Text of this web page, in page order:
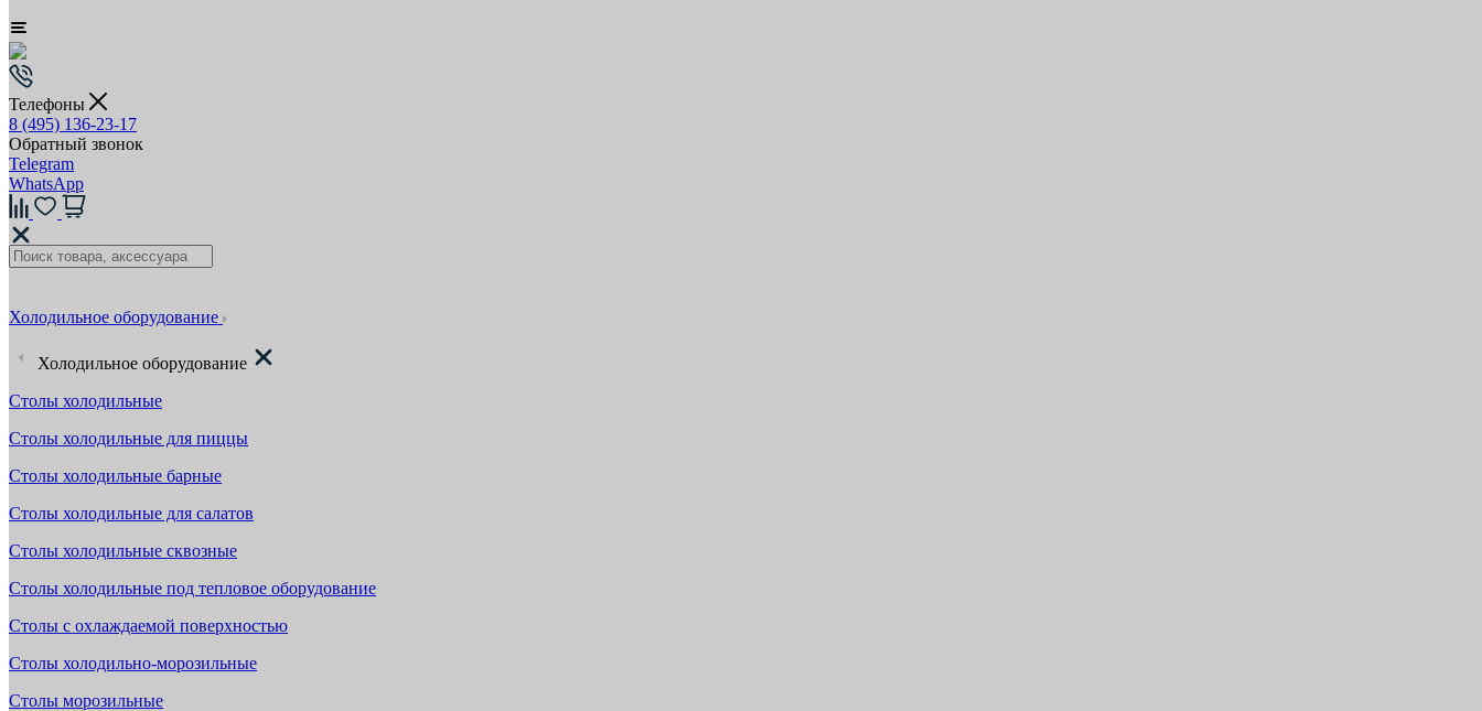
Телефоны
8 (495) 136-23-17
Обратный звонок
Telegram
WhatsApp
Холодильное оборудование
Холодильное оборудование
Столы холодильные
Столы холодильные для пиццы
Столы холодильные барные
Столы холодильные для салатов
Столы холодильные сквозные
Столы холодильные под тепловое оборудование
Столы с охлаждаемой поверхностью
Столы холодильно-морозильные
Столы морозильные